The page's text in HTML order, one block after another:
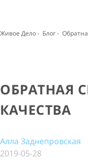
Живое Дело- Блог-
ОБРАТНАЯ
КАЧЕСТВА
Алла Заднепровская
2019-05-28